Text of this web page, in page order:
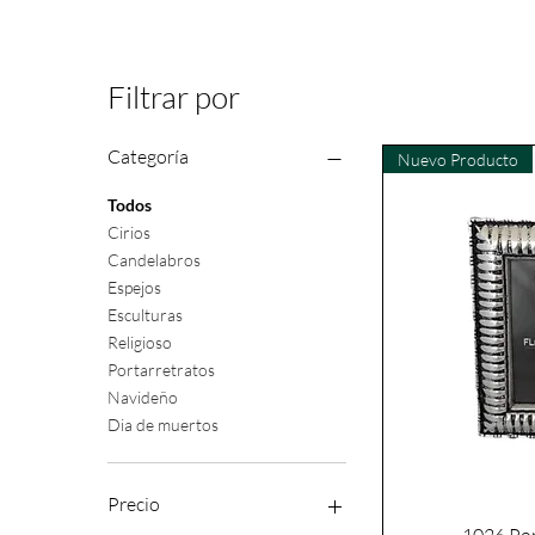
Filtrar por
Categoría
Todos
Cirios
Candelabros
Espejos
Esculturas
Religioso
Portarretratos
Navideño
Dia de muertos
Precio
Nuevo Producto